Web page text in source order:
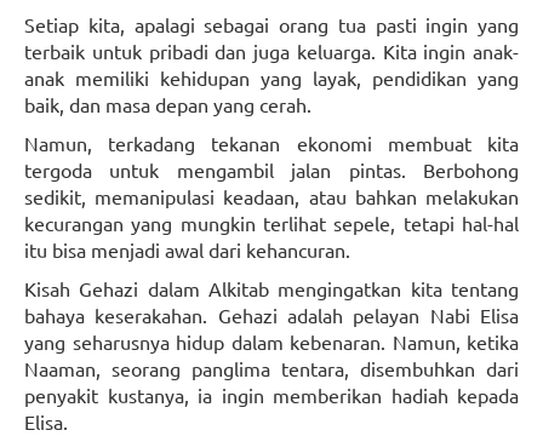
Setiap kita, apalagi sebagai orang tua pasti ingin yang
terbaik untuk pribadi dan juga keluarga. Kita ingin anak-
anak memiliki kehidupan yang layak, pendidikan yang
baik, dan masa depan yang cerah.
Namun, terkadang tekanan ekonomi membuat kita
tergoda untuk mengambil jalan pintas. Berbohong
sedikit, memanipulasi keadaan, atau bahkan melakukan
kecurangan yang mungkin terlihat sepele, tetapi hal-hal
itu bisa menjadi awal dari kehancuran.
Kisah Gehazi dalam Alkitab mengingatkan kita tentang
bahaya keserakahan. Gehazi adalah pelayan Nabi Elisa
yang seharusnya hidup dalam kebenaran. Namun, ketika
Naaman, seorang panglima tentara, disembuhkan dari
penyakit kustanya, ia ingin memberikan hadiah kepada
Elisa.